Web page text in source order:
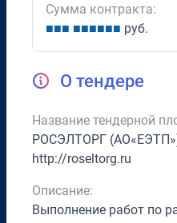
Сумма контракта:
■■■ ■■■■■■ руб.
О тендере
Название тендерной
РОСЭЛТОРГ
http://roseltorg.ru
Описание:
Выполнение работ по